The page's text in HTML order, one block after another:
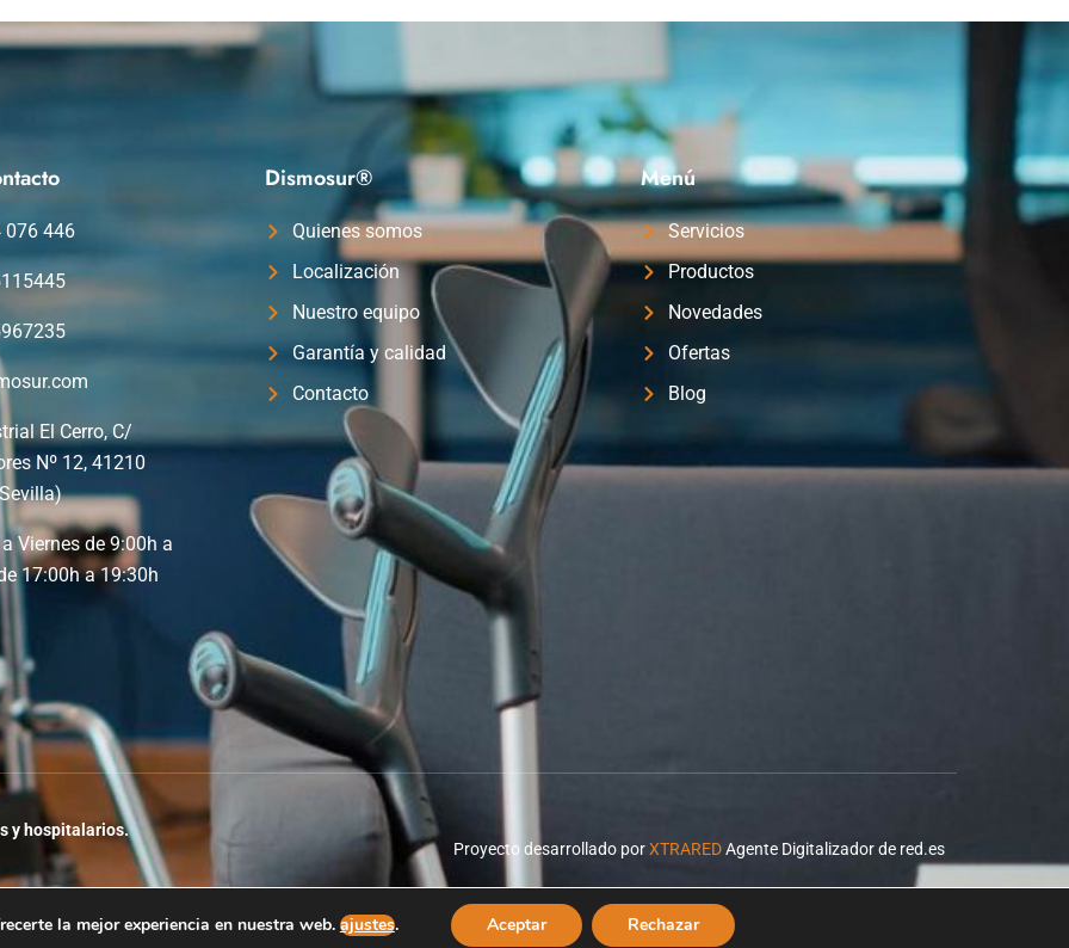
076 446
El Cerro, C/
Nº 12, 41210
Viernes de 9:00h a
17:00h a 19:30h
Dismosur®
Quienes somos
Localización
Nuestro equipo
Garantía y calidad
Contacto
Menú
Servicios
Productos
Novedades
Ofertas
Blog
y hospitalarios.
Proyecto desarrollado porXTRAREDAgente Digitalizador de red.es
la mejor experiencia en nuestra web. ajustes. Aceptar Rechazar